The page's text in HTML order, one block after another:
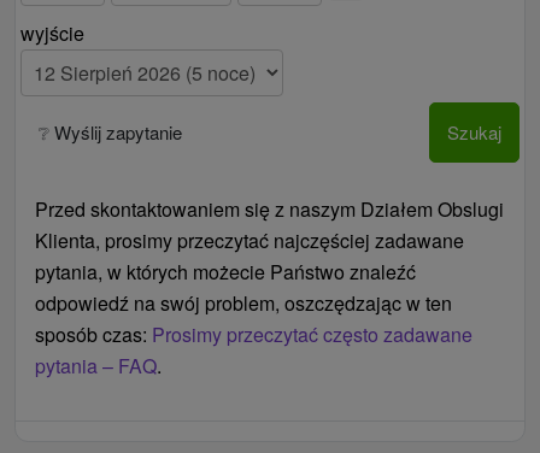
dopłaty do specjalnych wniosków na początku lub
podczas pobytu (szatnie, dom zdrojowy, pokoje
orientacji) przy klienta jednorazowo 35 € / osoba
Dodatkowe łóżko w pokoju classic nie jest
zalecany dla osób dorosłych (bardzo ciasno,
nadaje się tylko dla dzieci).
Dostawka jest możliwa, ale nie polecamy jej z powodu
małego metrażu pokoju.
wyjście
❔ Wyślij zapytanie Szukaj
Przed skontaktowaniem się z naszym Działem Obslugi
Klienta, prosimy przeczytać najczęściej zadawane
pytania, w których możecie Państwo znaleźć
odpowiedź na swój problem, oszczędzając w ten
sposób czas: Prosimy przeczytać często zadawane
pytania – FAQ.